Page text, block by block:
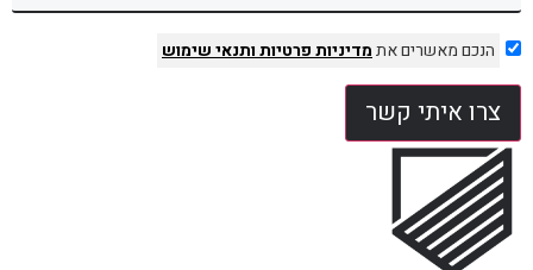
הנכם מאשרים אתמדיניות פרטיותותנאי שימוש
צרו איתי קשר